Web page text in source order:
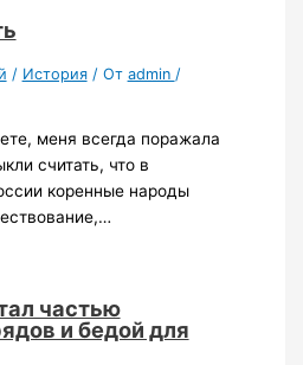
/ История/ От admin /
меня всегда поражала
считать, что в
коренные народы
частью
и бедой для